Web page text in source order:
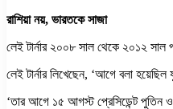
রাশিয়া নয়, ভারতকে সাজা
লেই টার্নার ২০০৮ সাল থেকে ২০১২ সাল
লেই টার্নার লিখেছেন, ‘আগে বলা
‘তার আগে ১৫ আগস্ট প্রেসিডেন্ট পুতিন ও